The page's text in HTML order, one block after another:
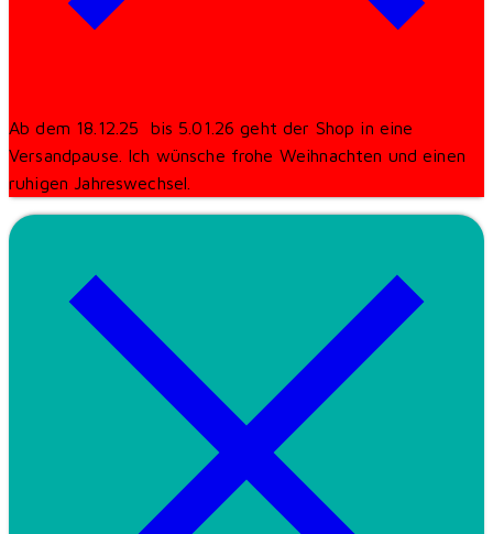
Ab dem 18.12.25 bis 5.01.26 geht der Shop in eine
Versandpause. Ich wünsche frohe Weihnachten und einen
ruhigen Jahreswechsel.